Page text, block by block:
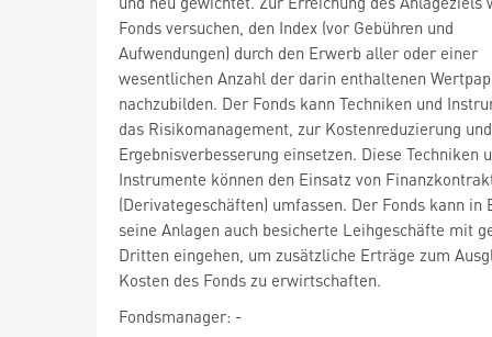
Fonds versuchen, den Index (vor Gebühren und
Aufwendungen) durch den Erwerb aller oder einer
wesentlichen Anzahl der darin enthaltenen
nachzubilden. Der Fonds kann Techniken und
das Risikomanagement, zur Kostenreduzierung
Ergebnisverbesserung einsetzen. Diese Techniken
Instrumente können den Einsatz von
(Derivategeschäften) umfassen. Der Fonds kann in
seine Anlagen auch besicherte Leihgeschäfte mit
Dritten eingehen, um zusätzliche Erträge zum
Kosten des Fonds zu erwirtschaften.
Fondsmanager: -